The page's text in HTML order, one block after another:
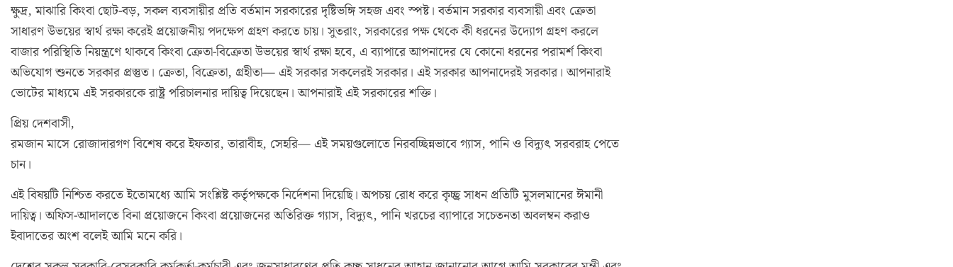
ক্ষুদ্র, মাঝারি কিংবা ছোট-বড়, সকল ব্যবসায়ীর প্রতি বর্তমান সরকারের দৃষ্টিভঙ্গি সহজ এবং স্পষ্ট। বর্তমান সরকার ব্যবসায়ী এবং ক্রেতা
সাধারণ উভয়ের স্বার্থ রক্ষা করেই প্রয়োজনীয় পদক্ষেপ গ্রহণ করতে চায়। সুতরাং, সরকারের পক্ষ থেকে কী ধরনের উদ্যোগ গ্রহণ করলে
বাজার পরিস্থিতি নিয়ন্ত্রণে থাকবে কিংবা ক্রেতা-বিক্রেতা উভয়ের স্বার্থ রক্ষা হবে, এ ব্যাপারে আপনাদের যে কোনো ধরনের পরামর্শ কিংবা
অভিযোগ শুনতে সরকার প্রস্তুত। ক্রেতা, বিক্রেতা, গ্রহীতা— এই সরকার সকলেরই সরকার। এই সরকার আপনাদেরই সরকার। আপনারাই
ভোটের মাধ্যমে এই সরকারকে রাষ্ট্র পরিচালনার দায়িত্ব দিয়েছেন। আপনারাই এই সরকারের শক্তি।
প্রিয় দেশবাসী,
রমজান মাসে রোজাদারগণ বিশেষ করে ইফতার, তারাবীহ, সেহরি— এই সময়গুলোতে নিরবচ্ছিন্নভাবে গ্যাস, পানি ও বিদ্যুৎ সরবরাহ পেতে
চান।
এই বিষয়টি নিশ্চিত করতে ইতোমধ্যে আমি সংশ্লিষ্ট কর্তৃপক্ষকে নির্দেশনা দিয়েছি। অপচয় রোধ করে কৃচ্ছ্র সাধন প্রতিটি মুসলমানের ঈমানী
দায়িত্ব। অফিস-আদালতে বিনা প্রয়োজনে কিংবা প্রয়োজনের অতিরিক্ত গ্যাস, বিদ্যুৎ, পানি খরচের ব্যাপারে সচেতনতা অবলম্বন করাও
ইবাদাতের অংশ বলেই আমি মনে করি।